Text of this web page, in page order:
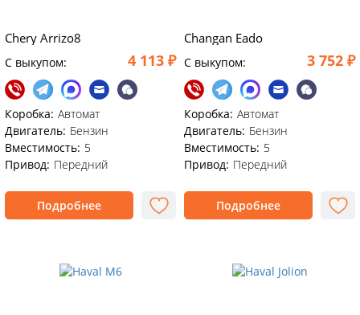
Chery Arrizo8
C выкупом: 4 113 ₽
Коробка: Автомат
Двигатель: Бензин
Вместимость: 5
Привод: Передний
Подробнее
Changan Eado
C выкупом: 3 752 ₽
Коробка: Автомат
Двигатель: Бензин
Вместимость: 5
Привод: Передний
Подробнее